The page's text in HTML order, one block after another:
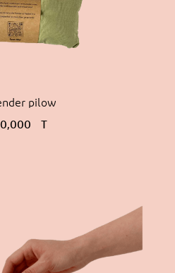
pilow
T